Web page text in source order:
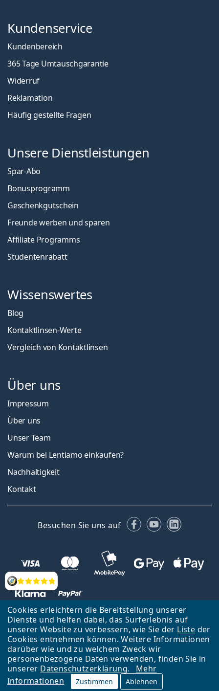
Cookies erleichtern die Bereitstellung unserer
Dienste und helfen dabei, das Surferlebnis auf
unserer Website zu verbessern, wie Sie der Liste der
Cookies entnehmen können. Weitere Informationen
darüber wie und zu welchem Zweck wir
personenbezogene Daten verwenden, finden Sie in
unserer Datenschutzerklärung.
Mehr
Informationen
Zustimmen Ablehnen
Bewertung
Kundenservice
Kundenbereich
365 Tage Umtauschgarantie
Widerruf
Reklamation
Häufig gestellte Fragen
Unsere Dienstleistungen
Spar-Abo
Bonusprogramm
Geschenkgutschein
Freunde werben und sparen
Affiliate Programms
Studentenrabatt
Wissenswertes
Blog
Kontaktlinsen-Werte
Vergleich von Kontaktlinsen
Über uns
Impressum
Über uns
Unser Team
Warum bei Lentiamo einkaufen?
Nachhaltigkeit
Kontakt
Besuchen Sie uns auf Facebook
YouTubeLinkedIn
Zurück zur Hauptseite
Nach oben
Lentiamo s.r.o., Tschechien ist Eigentümer und Betreiber des Online-
Shops Lentiamo.de
Seit 18 Jahren sind wir für Sie da.